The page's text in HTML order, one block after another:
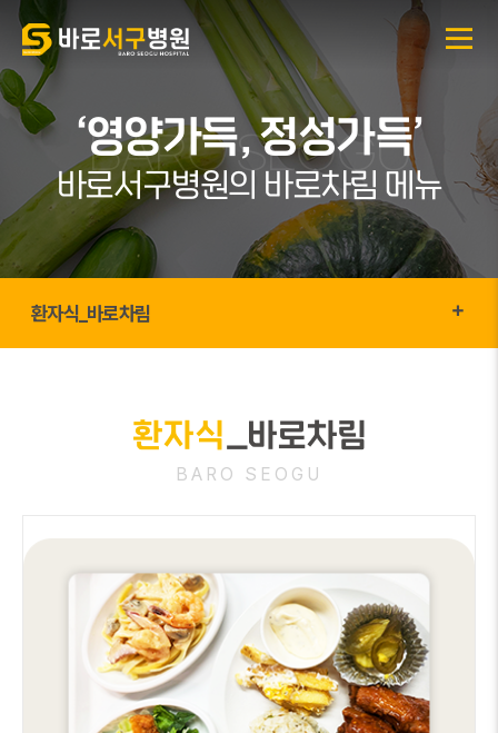
‘영양가득, 정성가득’
바로서구병원의 바로차림 메뉴
환자식_바로차림
환자식_바로차림
BARO SEOGU